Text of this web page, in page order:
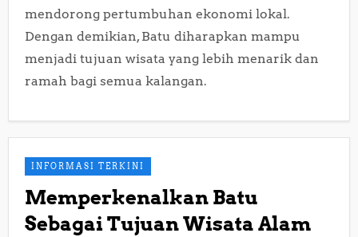
mendorong pertumbuhan ekonomi lokal.
Dengan demikian, Batu diharapkan mampu
menjadi tujuan wisata yang lebih menarik dan
ramah bagi semua kalangan.
INFORMASI TERKINI
Memperkenalkan Batu
Sebagai Tujuan Wisata Alam